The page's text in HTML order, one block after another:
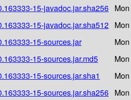
15-javadoc.jar.sha256
15-javadoc.jar.sha512
15-sources.jar
15-sources.jar.md5
15-sources.jar.sha1
15-sources.jar.sha256